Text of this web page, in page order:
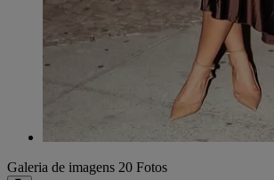
Galeria de imagens 20 Fotos